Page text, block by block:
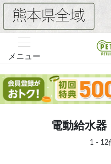
メニュー
電動給水
1 - 12